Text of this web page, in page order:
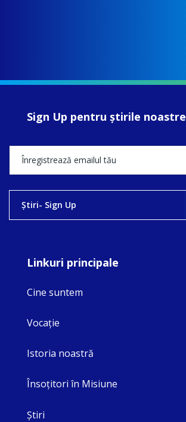
Sign Up pentru ştirile noastre
Ştiri- Sign Up
Linkuri principale
Cine suntem
Vocaţie
Istoria noastră
Însoţitori în Misiune
Ştiri